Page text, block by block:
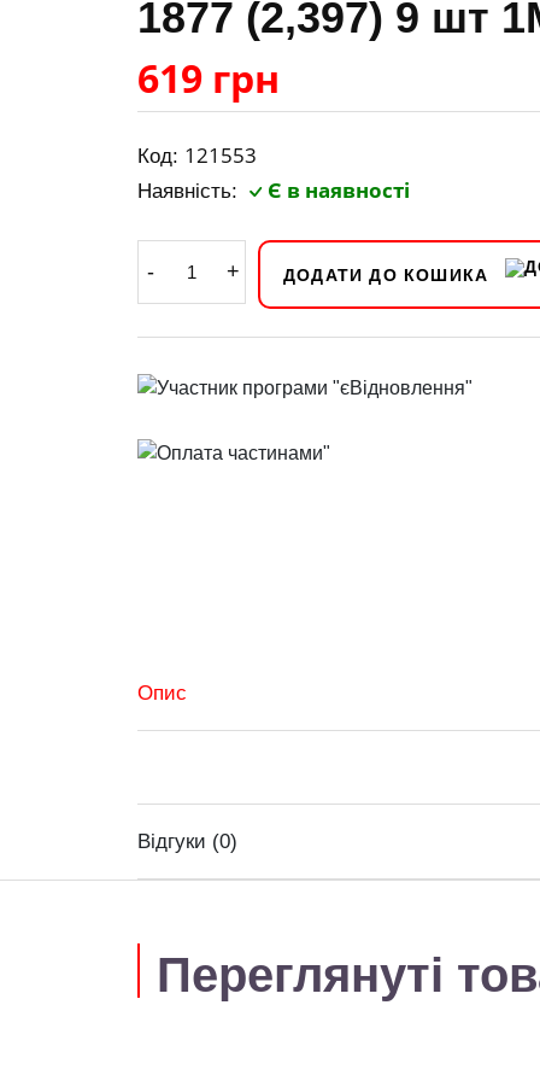
1877 (2,397) 9 шт
619 грн
Код: 121553
Наявність: Є в наявності
- + ДОДАТИ ДО КОШИКА
Опис
Відгуки (0)
Переглянуті